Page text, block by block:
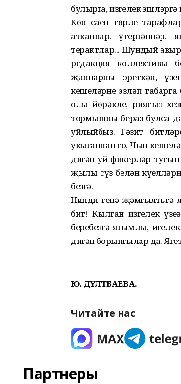
булырга, изгелек
Көн саен төрле
атканнар, үтергәннәр,
терактлар... Шундый
редакция коллективы
җаннарны эреткән,
кешеләрне эзләп
олы йөрәкле, риясыз
тормышны бераз булса
уйлыйбыз. Гәзит
укыганнан соң, Чын
дигән уй-фикерләр тусын
җылы сүз белән
безгә.
Нинди генә җәмгыятьтә
бит! Кылган изгелек
беребезгә ягымлы,
дигән борынгылар да.
Ю. ДӘҮЛӘТБАЕВА.
Читайте нас
Партнеры